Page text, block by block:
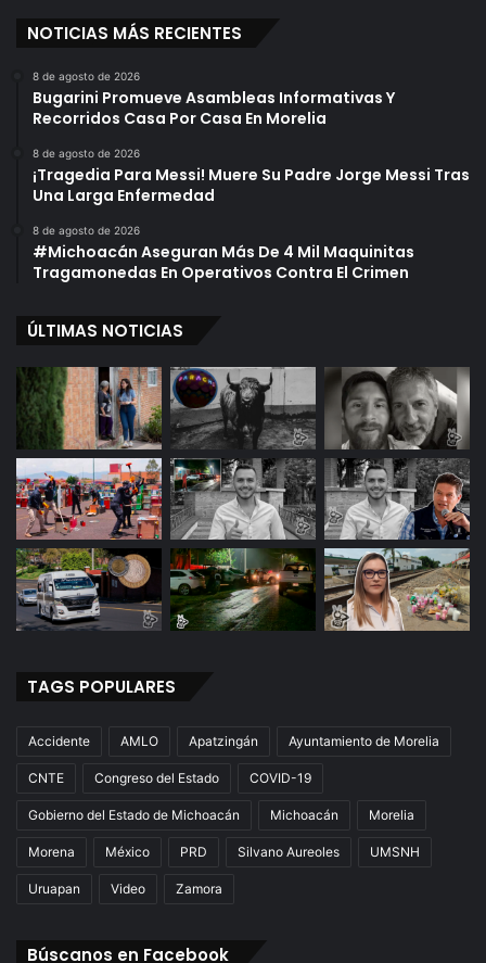
NOTICIAS MÁS RECIENTES
8 de agosto de 2026
Bugarini Promueve Asambleas Informativas Y
Recorridos Casa Por Casa En Morelia
8 de agosto de 2026
¡Tragedia Para Messi! Muere Su Padre Jorge Messi Tras
Una Larga Enfermedad
8 de agosto de 2026
#Michoacán Aseguran Más De 4 Mil Maquinitas
Tragamonedas En Operativos Contra El Crimen
ÚLTIMAS NOTICIAS
TAGS POPULARES
Accidente AMLO Apatzingán Ayuntamiento de Morelia
CNTE Congreso del Estado COVID-19
Gobierno del Estado de Michoacán Michoacán Morelia
Morena México PRD Silvano Aureoles UMSNH
Uruapan Video Zamora
Búscanos en Facebook